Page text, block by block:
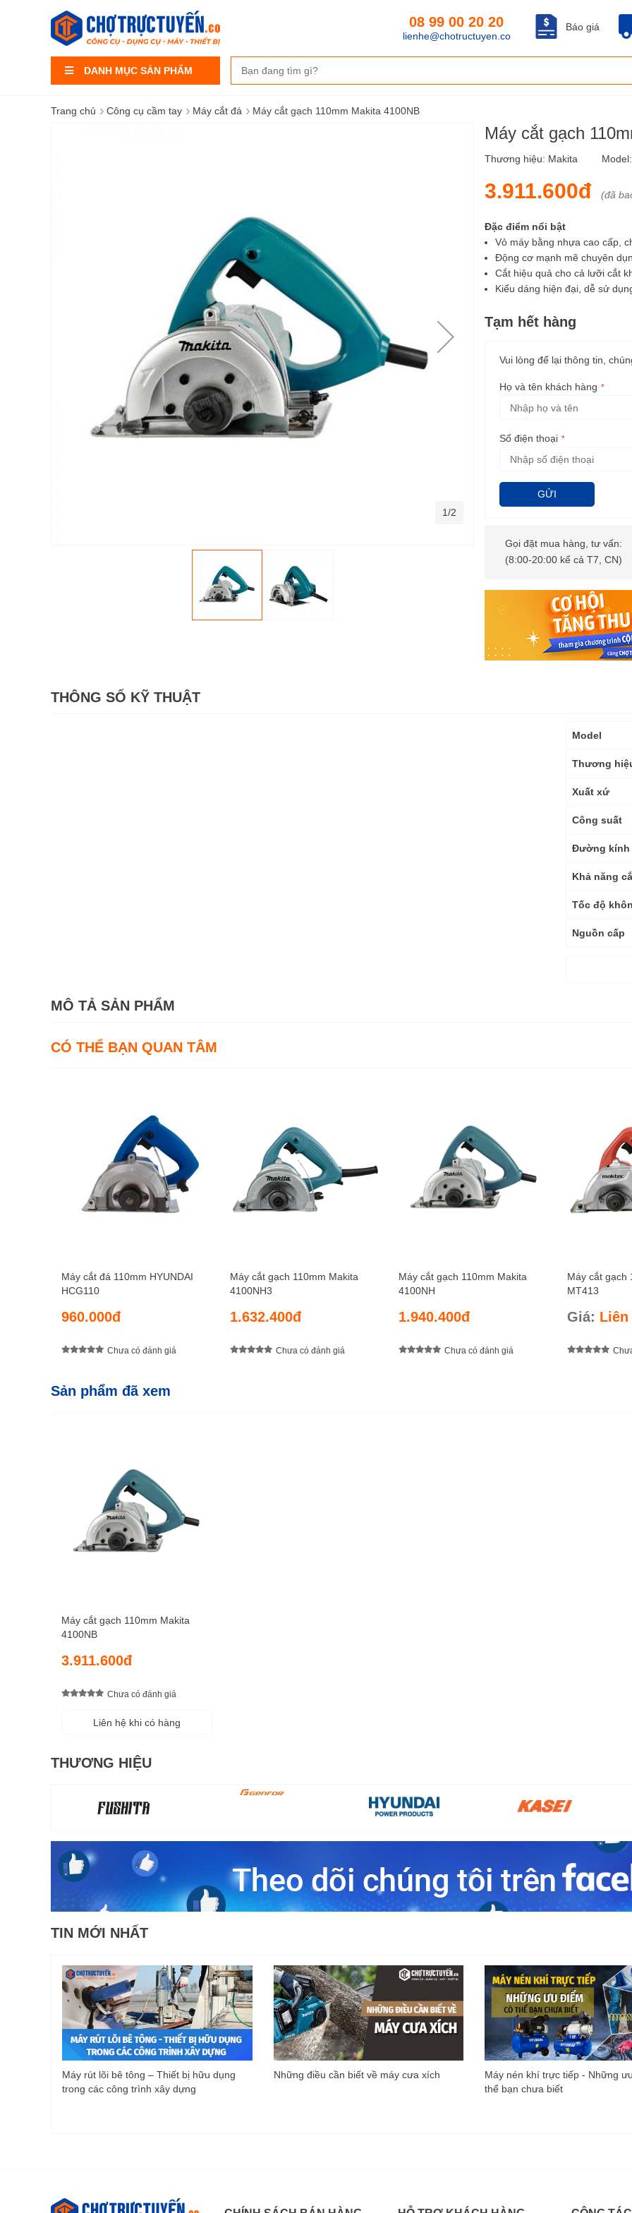
DANH MỤC SẢN PHẨM
Báo giá
08 99 00 20 20
lienhe@chotructuyen.co
Trang chủ › Công cụ cầm tay › Máy cắt đá › Máy cắt gạch 110mm Makita 4100NB
Máy cắt gạch
Thương hiệu: Makita Model:
3.911.600đ (đã
Đặc điểm nổi bật
Vỏ máy bằng nhựa cao cấp,
Động cơ mạnh mẽ chuyên
Cắt hiệu quả cho cả lưỡi cắt
Kiểu dáng hiện đại, dễ sử
Tạm hết hàng
Vui lòng để lại thông tin,
Họ và tên khách hàng
Số điện thoại
GỬI
Gọi đặt mua hàng, tư vấn:
(8:00-20:00 kể cả T7, CN)
1/2
THÔNG SỐ KỸ THUẬT
Thông
kỹ
Model
Thương
Xuất xứ
Công suất
Đường
Khả năng
Tốc độ
Nguồn cấp
MÔ TẢ SẢN PHẨM
CÓ THỂ BẠN QUAN TÂM
Máy cắt đá 110mm HYUNDAI
HCG110
960.000đ
Chưa có đánh giá
Máy cắt gạch 110mm Makita
4100NH3
1.632.400đ
Chưa có đánh giá
Máy cắt gạch 110mm Makita
4100NH
1.940.400đ
Chưa có đánh giá
Máy cắt gạch
MT413
Giá: Liên
Sản phẩm đã xem
Máy cắt gạch 110mm Makita
4100NB
3.911.600đ
Chưa có đánh giá
Liên hệ khi có hàng
THƯƠNG HIỆU
TIN MỚI NHẤT
Máy rút lõi bê tông – Thiết bị hữu dụng
trong các công trình xây dựng
Những điều cần biết về máy cưa xích
Máy nén khí trực tiếp - Những
thể bạn chưa biết